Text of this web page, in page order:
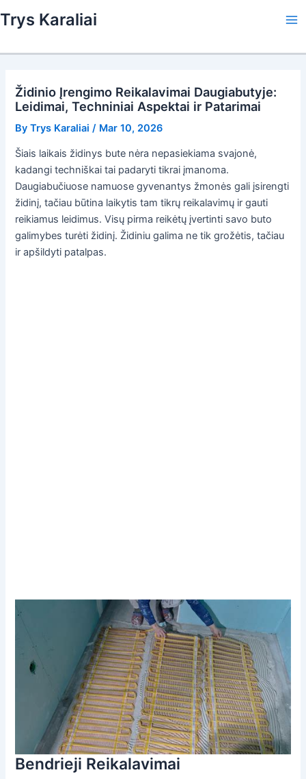
to
Trys Karaliai
Židinio Įrengimo Reikalavimai Daugiabutyje:
Leidimai, Techniniai Aspektai ir Patarimai
ByTrys Karaliai / Mar 10, 2026
Šiais laikais židinys bute nėra nepasiekiama svajonė,
kadangi techniškai tai padaryti tikrai įmanoma.
Daugiabučiuose namuose gyvenantys žmonės gali įsirengti
židinį, tačiau būtina laikytis tam tikrų reikalavimų ir gauti
reikiamus leidimus. Visų pirma reikėtų įvertinti savo buto
galimybes turėti židinį. Židiniu galima ne tik grožėtis, tačiau
ir apšildyti patalpas.
Bendrieji Reikalavimai